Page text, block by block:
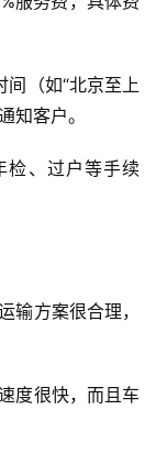
（如“北京至上
知客户。
检、过户等手续
输方案很合理，
度很快，而且车